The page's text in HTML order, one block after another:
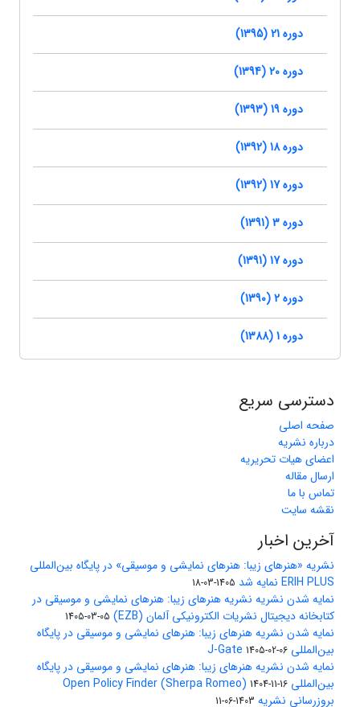
دوره 21 (1395)
دوره 20 (1394)
دوره 19 (1393)
دوره 18 (1392)
دوره 17 (1392)
دوره 3 (1391)
دوره 17 (1391)
دوره 2 (1390)
دوره 1 (1388)
دسترسی سریع
صفحه اصلی
درباره نشریه
اعضای هیات تحریریه
ارسال مقاله
تماس با ما
نقشه سایت
آخرین اخبار
نشریه «هنرهای زیبا: هنرهای نمایشی و موسیقی» در پایگاه بین‌المللی
ERIH PLUS نمایه شد
1405-03-18
نمایه شدن نشریه نشریه هنرهای زیبا: هنرهای نمایشی و موسیقی در
کتابخانه دیجیتال نشریات الکترونیکی آلمان (EZB)
1405-03-05
نمایه شدن نشریه هنرهای زیبا: هنرهای نمایشی و موسیقی در پایگاه
بین‌المللی J-Gate 1405-02-06
نمایه شدن نشریه هنرهای زیبا: هنرهای نمایشی و موسیقی در پایگاه
بین‌المللی Open Policy Finder (Sherpa Romeo) 1404-11-16
بروزرسانی نشریه 1403-06-11